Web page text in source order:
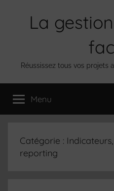
La
Réussissez tous vos projets
Menu
Catégorie :
reporting